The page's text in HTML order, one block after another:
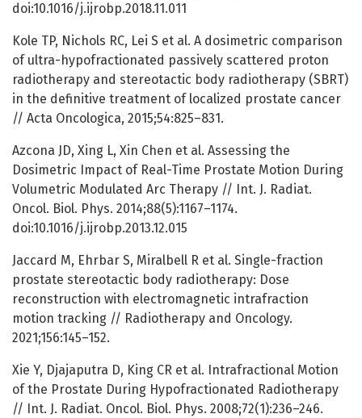
doi:10.1016/j.ijrobp.2018.11.011
Kole TP, Nichols RC, Lei S et al. A dosimetric comparison
of ultra-hypofractionated passively scattered proton
radiotherapy and stereotactic body radiotherapy (SBRT)
in the definitive treatment of localized prostate cancer
// Acta Oncologica, 2015;54:825–831.
Azcona JD, Xing L, Xin Chen et al. Assessing the
Dosimetric Impact of Real-Time Prostate Motion During
Volumetric Modulated Arc Therapy // Int. J. Radiat.
Oncol. Biol. Phys. 2014;88(5):1167–1174.
doi:10.1016/j.ijrobp.2013.12.015
Jaccard M, Ehrbar S, Miralbell R et al. Single-fraction
prostate stereotactic body radiotherapy: Dose
reconstruction with electromagnetic intrafraction
motion tracking // Radiotherapy and Oncology.
2021;156:145–152.
Xie Y, Djajaputra D, King CR et al. Intrafractional Motion
of the Prostate During Hypofractionated Radiotherapy
// Int. J. Radiat. Oncol. Biol. Phys. 2008;72(1):236–246.